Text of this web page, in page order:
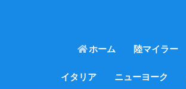
ホーム 陸マイラー
イタリア ニューヨーク